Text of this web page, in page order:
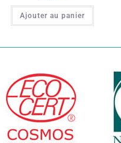
Ajouter au panier